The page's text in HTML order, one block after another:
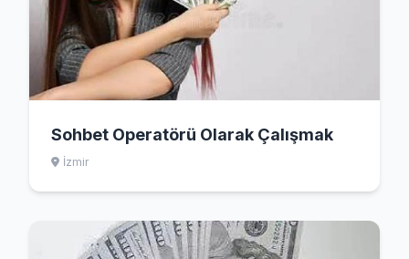
Sohbet Operatörü Olarak Çalışmak
İzmir